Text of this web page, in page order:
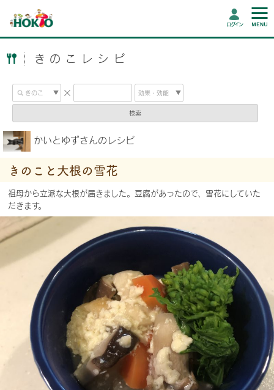
ログイン
きのこレシピ
検索
かいとゆずさんのレシピ
きのこと大根の雪花
祖母から立派な大根が届きました。豆腐があったので、雪花にしていた
だきます。